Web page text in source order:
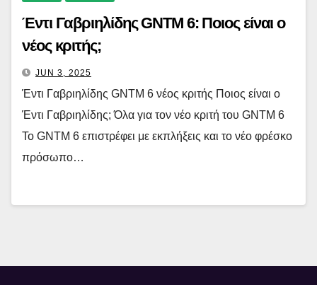
Έντι Γαβριηλίδης GNTM 6: Ποιος είναι ο
νέος κριτής;
JUN 3, 2025
Έντι Γαβριηλίδης GNTM 6 νέος κριτής Ποιος είναι ο
Έντι Γαβριηλίδης; Όλα για τον νέο κριτή του GNTM 6
Το GNTM 6 επιστρέφει με εκπλήξεις και το νέο φρέσκο
πρόσωπο…